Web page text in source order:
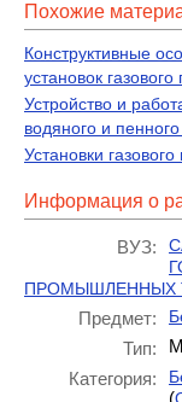
Похожие
Конструктивные
установок
Устройство и
водяного и
Установки
Информация о
ВУЗ:
ПРОМЫШЛЕННЫХ
Предмет:
Тип:
Категория:
(